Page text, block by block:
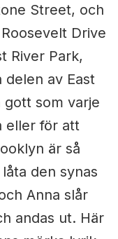
Street, och
Drive
River Park,
av East
gott som varje
eller för att
är så
den synas
Anna slår
andas ut. Här